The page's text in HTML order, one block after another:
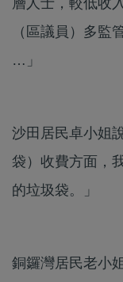
（區議員）多
…」
沙田居民卓小姐
袋）收費方面，
的垃圾袋。」
銅鑼灣居民老小